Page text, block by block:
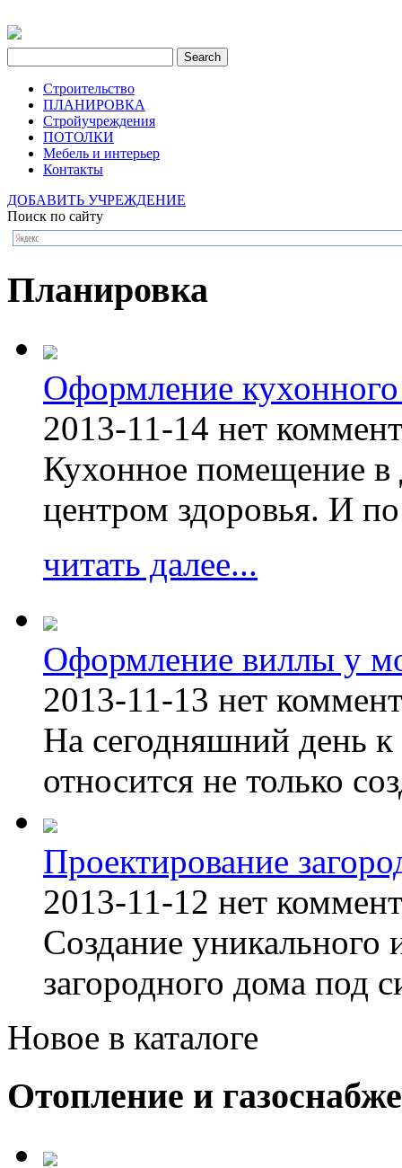
Строительство
ПЛАНИРОВКА
Стройучреждения
ПОТОЛКИ
Мебель и интерьер
Контакты
ДОБАВИТЬ УЧРЕЖДЕНИЕ
Поиск по сайту
Планировка
Оформление
2013-11-14 нет
Кухонное помещение в
центром здоровья. И
читать далее...
Оформление виллы у
2013-11-13 нет
На сегодняшний день к
относится не только
Проектирование
2013-11-12 нет
Создание уникального
загородного дома под
Новое в каталоге
Отопление и